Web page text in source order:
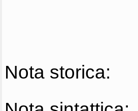
Nota storica: